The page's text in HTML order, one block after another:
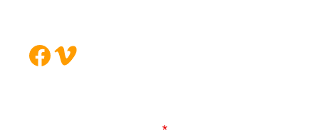
Facebook Vimeo
*